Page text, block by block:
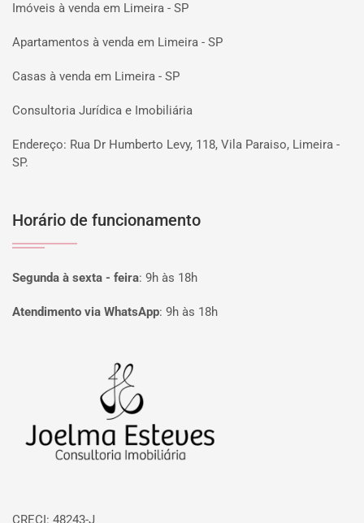
Imóveis à venda em Limeira - SP
Apartamentos à venda em Limeira - SP
Casas à venda em Limeira - SP
Consultoria Jurídica e Imobiliária
Endereço: Rua Dr Humberto Levy, 118, Vila Paraiso, Limeira -
SP.
Horário de funcionamento
Segunda à sexta - feira: 9h às 18h
Atendimento via WhatsApp: 9h às 18h
CRECI: 48243-J